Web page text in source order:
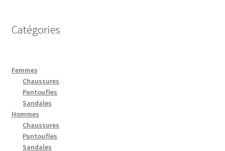
Catégories
Femmes
Chaussures
Pantoufles
Sandales
Hommes
Chaussures
Pantoufles
Sandales